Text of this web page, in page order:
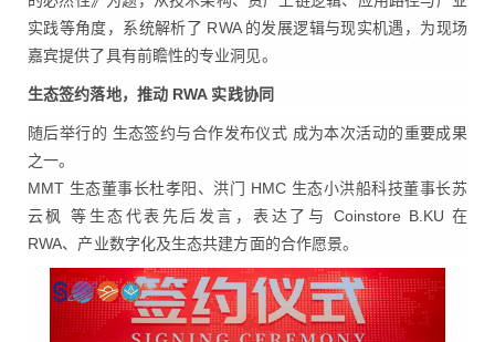
实践等角度，系统解析了 RWA 的发展逻辑与现实机遇，为现场
嘉宾提供了具有前瞻性的专业洞见。
生态签约落地，推动 RWA 实践协同
随后举行的 生态签约与合作发布仪式 成为本次活动的重要成果
之一。
MMT 生态董事长杜孝阳、洪门 HMC 生态小洪船科技董事长苏
云枫 等生态代表先后发言，表达了与 Coinstore B.KU 在
RWA、产业数字化及生态共建方面的合作愿景。